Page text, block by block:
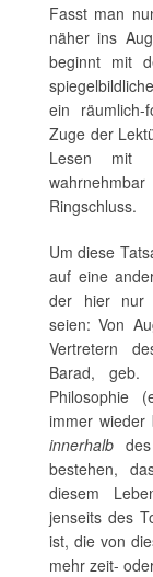
Fasst man
näher ins
beginnt mit
ein
Zuge der
Lesen mit
Ringschluss.
Um diese
auf eine
der hier nur
seien: Von
Vertretern
Barad, geb.
Philosophie
immer wieder
innerhalb
bestehen,
diesem
jenseits des
ist, die von
mehr zeit-